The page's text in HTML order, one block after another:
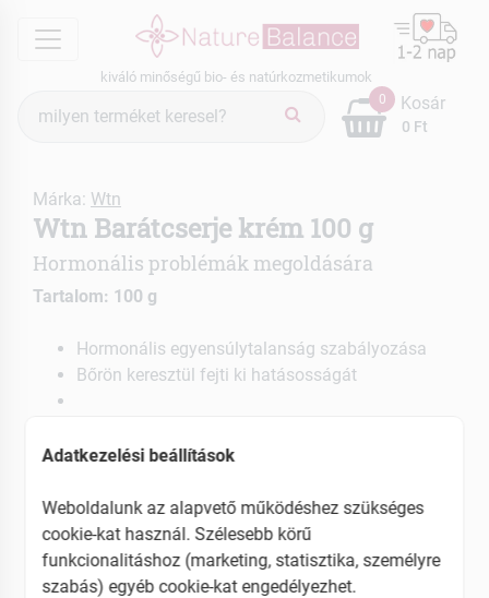
menu
kiváló minőségű bio- és natúrkozmetikumok
keresés
0
0 Ft
Kosár
Márka: Wtn
Wtn Barátcserje krém 100 g
Hormonális problémák megoldására
Tartalom: 100 g
Hormonális egyensúlytalanság szabályozása
Bőrön keresztül fejti ki hatásosságát
EAN: 5999564170296
Adatkezelési beállítások
Weboldalunk az alapvető működéshez szükséges
cookie-kat használ. Szélesebb körű
funkcionalitáshoz (marketing, statisztika, személyre
szabás) egyéb cookie-kat engedélyezhet.